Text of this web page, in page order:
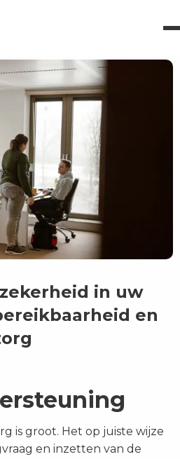
in uw
en
is groot. Het op juiste wijze
en inzetten van de